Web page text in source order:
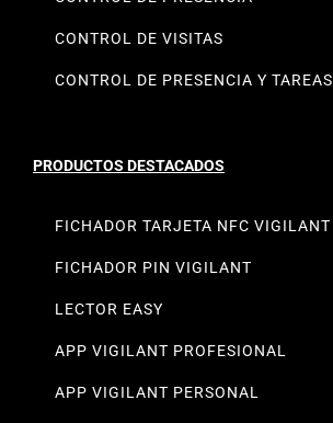
CONTROL DE VISITAS
CONTROL DE PRESENCIA Y TAREAS
PRODUCTOS DESTACADOS
FICHADOR TARJETA NFC VIGILANT
FICHADOR PIN VIGILANT
LECTOR EASY
APP VIGILANT PROFESIONAL
APP VIGILANT PERSONAL